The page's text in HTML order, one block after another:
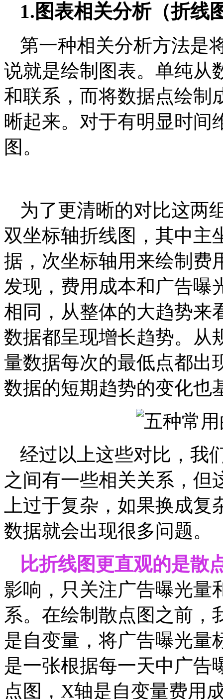
1.图表相关分析（折线
第一种相关分析方法是
说就是绘制图表。单纯从
和联系，而将数据点绘制
晰起来。对于有明显时间
图。
为了更清晰的对比这两
双坐标轴折线图，其中主
据，次坐标轴用来绘制费
发现，费用成本和广告曝
相同，从整体的大趋势来
数据都呈现增长趋势。从
量数据每次的最低点都出
数据的短期趋势的变化也
经过以上这些对比，我
之间有一些相关关系，但
上过于复杂，如果换成
数据就会出现很多问题。
比折线图更直观的是散
影响，只关注广告曝光量
系。在绘制散点图之前，
是自变量，将广告曝光量
是一张根据每一天中广告
点图，X轴是自变量费用